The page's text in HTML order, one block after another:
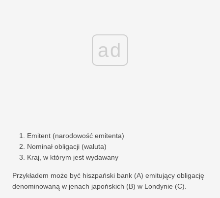
ad
Emitent (narodowość emitenta)
Nominał obligacji (waluta)
Kraj, w którym jest wydawany
Przykładem może być hiszpański bank (A) emitujący obligację
denominowaną w jenach japońskich (B) w Londynie (C).